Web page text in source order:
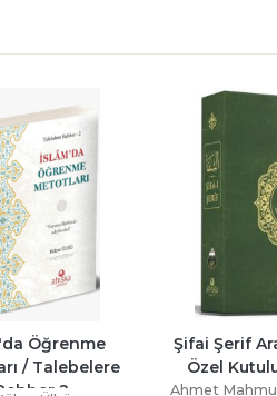
Arapça 30 Cüz
Yeni Dizgi
Ünlü (Cübbeli
Ruhul
Cilt Orta
Mahmud